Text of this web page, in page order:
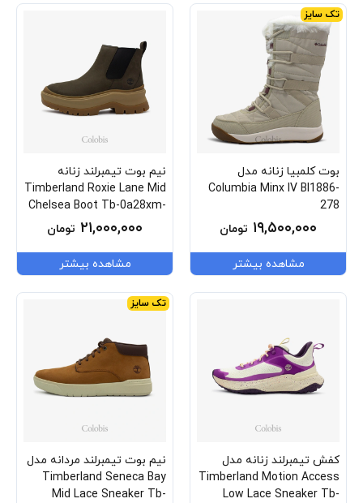
تک سایز
بوت کلمبیا زنانه مدل
Columbia Minx IV Bl1886-
278
۱۹,۵۰۰,۰۰۰ تومان
مشاهده بیشتر
نیم بوت تیمبرلند زنانه
Timberland Roxie Lane Mid
Chelsea Boot Tb-0a28xm-
۲۱,۰۰۰,۰۰۰ تومان
مشاهده بیشتر
کفش تیمبرلند زنانه مدل
Timberland Motion Access
Low Lace Sneaker Tb-
تک سایز
نیم بوت تیمبرلند مردانه مدل
Timberland Seneca Bay
Mid Lace Sneaker Tb-